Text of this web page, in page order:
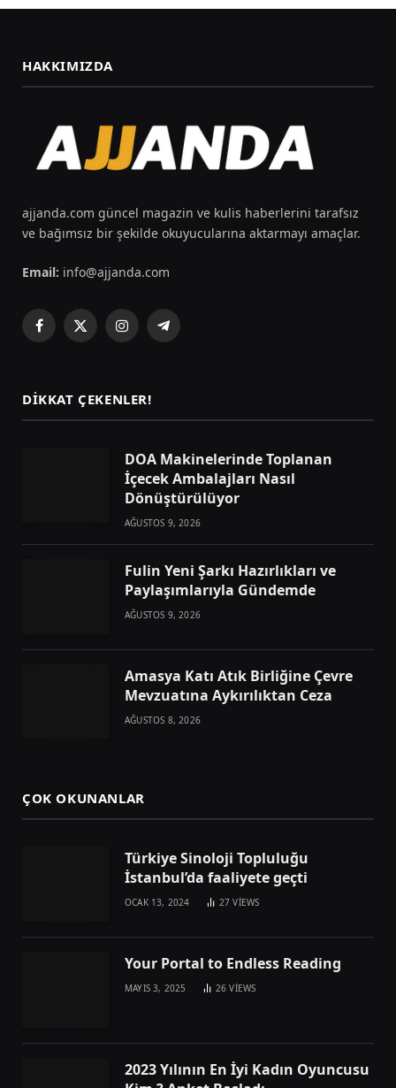
HAKKIMIZDA
ajjanda.com güncel magazin ve kulis haberlerini tarafsız
ve bağımsız bir şekilde okuyucularına aktarmayı amaçlar.
Email: info@ajjanda.com
Facebook
X
InstagramTelegram
DIKKAT ÇEKENLER!
DOA Makinelerinde Toplanan
İçecek Ambalajları Nasıl
Dönüştürülüyor
AĞUSTOS 9, 2026
Fulin Yeni Şarkı Hazırlıkları ve
Paylaşımlarıyla Gündemde
AĞUSTOS 9, 2026
Amasya Katı Atık Birliğine Çevre
Mevzuatına Aykırılıktan Ceza
AĞUSTOS 8, 2026
ÇOK OKUNANLAR
Türkiye Sinoloji Topluluğu
İstanbul’da faaliyete geçti
OCAK 13, 2024 27VIEWS
Your Portal to Endless Reading
MAYIS 3, 2025 26VIEWS
2023 Yılının En İyi Kadın Oyuncusu